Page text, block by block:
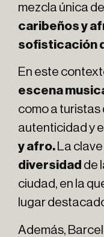
mezcla única de
caribeños y
sofisticación
En este
escena
como a turistas
autenticidad y
y afro. La
diversidad de
ciudad, en la
lugar
Además,